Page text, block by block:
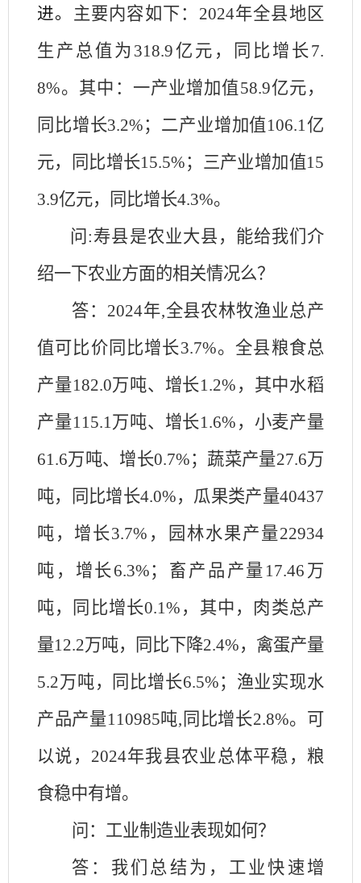
进。 主要内容如下： 2024年全县地区
生产总值为318.9亿元，同比增长7.
8%。其中：一产业增加值58.9亿元，
同比增长3.2%；二产业增加值106.1亿
元，同比增长15.5%；三产业增加值15
3.9亿元，同比增长4.3%。
问:寿县是农业大县，能给我们介
绍一下农业方面的相关情况么？
答：2024年,全县农林牧渔业总产
值可比价同比增长3.7%。全县粮食总
产量182.0万吨、增长1.2%，其中水稻
产量115.1万吨、增长1.6%，小麦产量
61.6万吨、增长0.7%；蔬菜产量27.6万
吨，同比增长4.0%，瓜果类产量40437
吨，增长3.7%，园林水果产量22934
吨，增长6.3%；畜产品产量17.46万
吨，同比增长0.1%，其中，肉类总产
量12.2万吨，同比下降2.4%，禽蛋产量
5.2万吨，同比增长6.5%；渔业实现水
产品产量110985吨,同比增长2.8%。可
以说，2024年我县农业总体平稳，粮
食稳中有增。
问：工业制造业表现如何？
答：我们总结为，工 业快速增